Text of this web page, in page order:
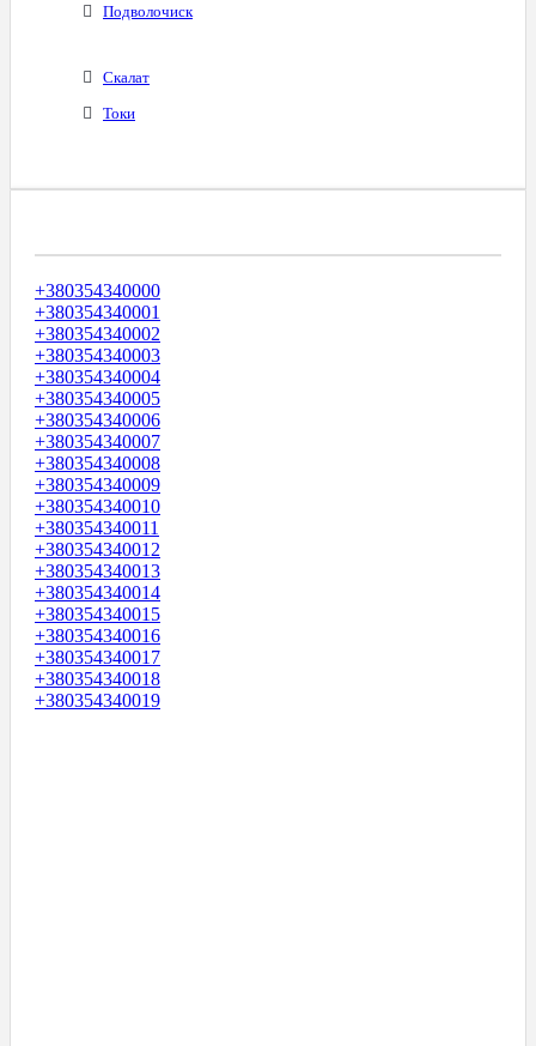
Подволочиск
Скалат
Токи
+380354340000
+380354340001
+380354340002
+380354340003
+380354340004
+380354340005
+380354340006
+380354340007
+380354340008
+380354340009
+380354340010
+380354340011
+380354340012
+380354340013
+380354340014
+380354340015
+380354340016
+380354340017
+380354340018
+380354340019